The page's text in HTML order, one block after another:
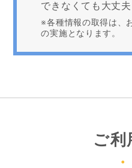
できなくても大丈夫
※各種情報の取得は、
の実施となります。
ご利